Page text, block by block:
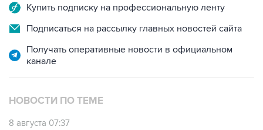
Купить подписку на профессиональную ленту
Подписаться на рассылку главных новостей сайта
Получать оперативные новости в официальном
канале
НОВОСТИ ПО ТЕМЕ
8 августа 07:37